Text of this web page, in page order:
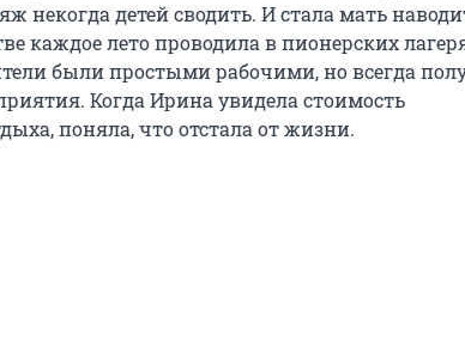
некогда детей сводить. И стала мать
каждое лето проводила в пионерских
были простыми рабочими, но всегда
Когда Ирина увидела стоимость
поняла, что отстала от жизни.